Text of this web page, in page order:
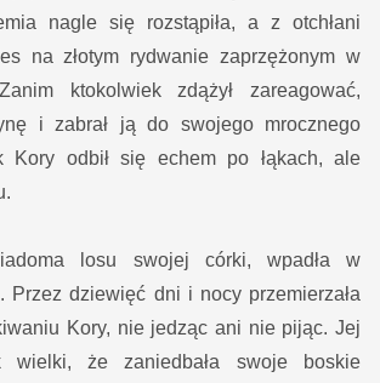
nagle się rozstąpiła, a z otchłani
na złotym rydwanie zaprzężonym w
ktokolwiek zdążył zareagować,
i zabrał ją do swojego mrocznego
Kory odbił się echem po łąkach, ale
losu swojej córki, wpadła w
Przez dziewięć dni i nocy przemierzała
Kory, nie jedząc ani nie pijąc. Jej
wielki, że zaniedbała swoje boskie